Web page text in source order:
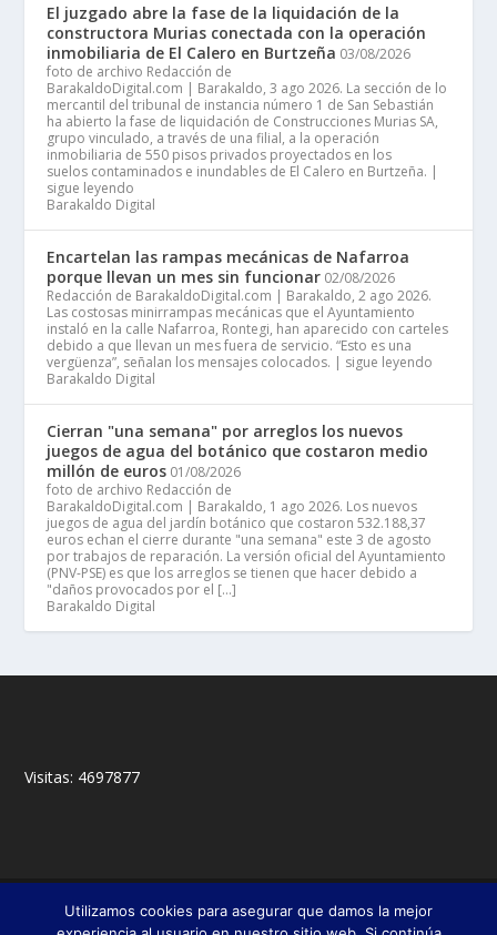
El juzgado abre la fase de la liquidación de la
constructora Murias conectada con la operación
inmobiliaria de El Calero en Burtzeña 03/08/2026
foto de archivo Redacción de
BarakaldoDigital.com | Barakaldo, 3 ago 2026. La sección de lo
mercantil del tribunal de instancia número 1 de San Sebastián
ha abierto la fase de liquidación de Construcciones Murias SA,
grupo vinculado, a través de una filial, a la operación
inmobiliaria de 550 pisos privados proyectados en los
suelos contaminados e inundables de El Calero en Burtzeña. |
sigue leyendo
Barakaldo Digital
Encartelan las rampas mecánicas de Nafarroa
porque llevan un mes sin funcionar 02/08/2026
Redacción de BarakaldoDigital.com | Barakaldo, 2 ago 2026.
Las costosas minirrampas mecánicas que el Ayuntamiento
instaló en la calle Nafarroa, Rontegi, han aparecido con carteles
debido a que llevan un mes fuera de servicio. “Esto es una
vergüenza”, señalan los mensajes colocados. | sigue leyendo
Barakaldo Digital
Cierran "una semana" por arreglos los nuevos
juegos de agua del botánico que costaron medio
millón de euros 01/08/2026
foto de archivo Redacción de
BarakaldoDigital.com | Barakaldo, 1 ago 2026. Los nuevos
juegos de agua del jardín botánico que costaron 532.188,37
euros echan el cierre durante "una semana" este 3 de agosto
por trabajos de reparación. La versión oficial del Ayuntamiento
(PNV-PSE) es que los arreglos se tienen que hacer debido a
"daños provocados por el […]
Barakaldo Digital
Visitas: 4697877
© 2018,Francisco Javier Fernández Chento & Mitxel
Utilizamos cookies para asegurar que damos la mejor